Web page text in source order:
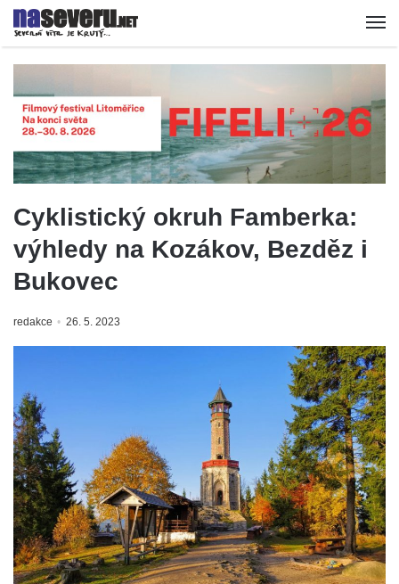
Cyklistický okruh Famberka:
výhledy na Kozákov, Bezděz i
Bukovec
redakce 26. 5. 2023